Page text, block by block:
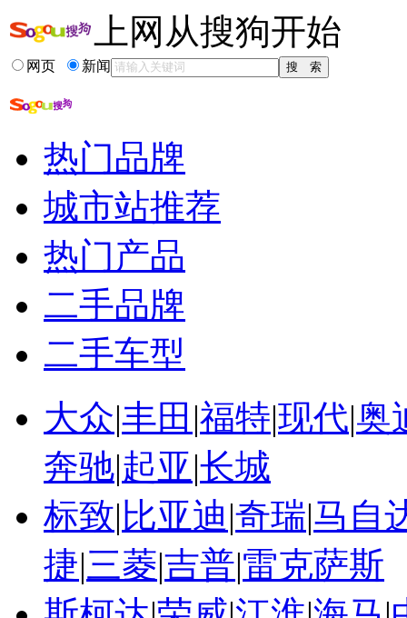
相关推荐
高速公路走应急车道
走应急车道怎么处罚
高速应急车道扣分
应急车道堵车时可...
高速公路应急车道扣分
上网从搜狗开始
网页 新闻
热门品牌
城市站推荐
热门产品
二手品牌
二手车型
大众|丰田 |福特|现代|奥
奔驰|起亚|长城
标致| 比亚迪|奇瑞|马自
捷|三菱|吉普|雷克萨斯